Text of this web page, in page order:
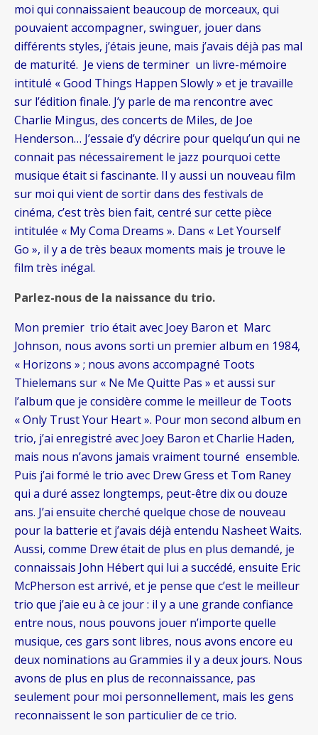
moi qui connaissaient beaucoup de morceaux, qui
pouvaient accompagner, swinguer, jouer dans
différents styles, j’étais jeune, mais j’avais déjà pas mal
de maturité. Je viens de terminer un livre-mémoire
intitulé « Good Things Happen Slowly » et je travaille
sur l’édition finale. J’y parle de ma rencontre avec
Charlie Mingus, des concerts de Miles, de Joe
Henderson… J’essaie d’y décrire pour quelqu’un qui ne
connait pas nécessairement le jazz pourquoi cette
musique était si fascinante. Il y aussi un nouveau film
sur moi qui vient de sortir dans des festivals de
cinéma, c’est très bien fait, centré sur cette pièce
intitulée « My Coma Dreams ». Dans « Let Yourself
Go », il y a de très beaux moments mais je trouve le
film très inégal.
Parlez-nous de la naissance du trio.
Mon premier trio était avec Joey Baron et Marc
Johnson, nous avons sorti un premier album en 1984,
« Horizons » ; nous avons accompagné Toots
Thielemans sur « Ne Me Quitte Pas » et aussi sur
l’album que je considère comme le meilleur de Toots
« Only Trust Your Heart ». Pour mon second album en
trio, j’ai enregistré avec Joey Baron et Charlie Haden,
mais nous n’avons jamais vraiment tourné ensemble.
Puis j’ai formé le trio avec Drew Gress et Tom Raney
qui a duré assez longtemps, peut-être dix ou douze
ans. J’ai ensuite cherché quelque chose de nouveau
pour la batterie et j’avais déjà entendu Nasheet Waits.
Aussi, comme Drew était de plus en plus demandé, je
connaissais John Hébert qui lui a succédé, ensuite Eric
McPherson est arrivé, et je pense que c’est le meilleur
trio que j’aie eu à ce jour : il y a une grande confiance
entre nous, nous pouvons jouer n’importe quelle
musique, ces gars sont libres, nous avons encore eu
deux nominations au Grammies il y a deux jours. Nous
avons de plus en plus de reconnaissance, pas
seulement pour moi personnellement, mais les gens
reconnaissent le son particulier de ce trio.